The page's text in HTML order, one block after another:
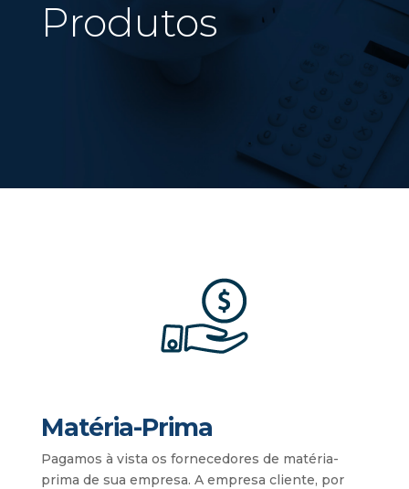
Produtos
Matéria-Prima
Pagamos à vista os fornecedores de matéria-
prima de sua empresa. A empresa cliente, por